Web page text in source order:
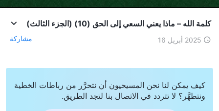
كلمة الله – ماذا يعني السعي إلى الحق (10) (الجزء الثالث)
2025 أبريل 16 مشاركة
كيف يمكن لنا نحن المسيحيون أن نتحرَّر من رباطات الخطية
ونتطهَّر؟ لا تتردد في الاتصال بنا لتجد الطريق.